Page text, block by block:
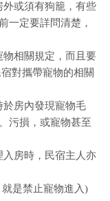
或須有狗籠，有些
一定要詳問清楚，
相關規定，而且要
對攜帶寵物的相關
房內發現寵物毛
污損，或寵物甚至
房時，民宿主人亦
是禁止寵物進入)